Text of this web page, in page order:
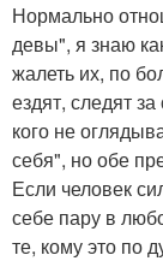
Нормально
девы", я знаю
жалеть их, по
ездят, следят
кого не
себя", но обе
Если человек
себе пару в
те, кому это по